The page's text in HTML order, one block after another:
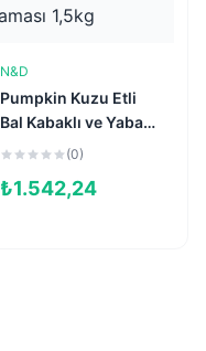
N&D
Pumpkin Kuzu Etli
Bal Kabaklı ve Yaban
Mersinli Tahılsız
Maması 1,5kg
(0)
₺1.542,24